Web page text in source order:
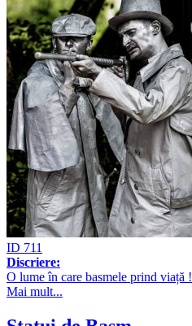
ID 711
Discriere:
O lume în care basmele prind viață !
Mai mult...